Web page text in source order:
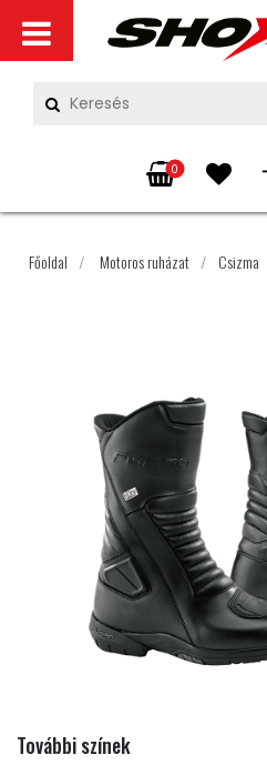
0
Főoldal / Motoros ruházat / Csizma
További színek